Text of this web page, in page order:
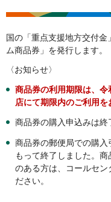
国の「重点支援地方交付
ム商品券」を発行します。
〈お知らせ〉
商品券の利用期限は、
店にて期限内のご利用を
商品券の購入申込みは終
商品券の郵便局での購
もって終了しました。
のある方は、コールセ
ださい。